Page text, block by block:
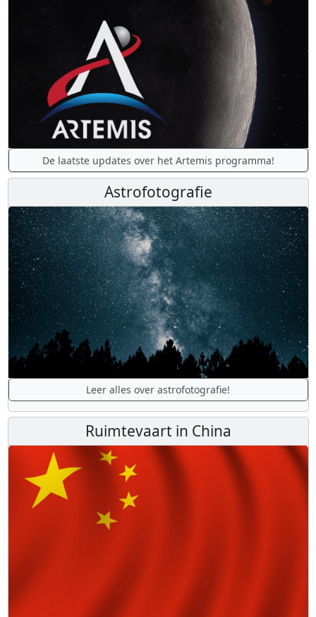
De laatste updates over het Artemis programma!
Astrofotografie
Leer alles over astrofotografie!
Ruimtevaart in China